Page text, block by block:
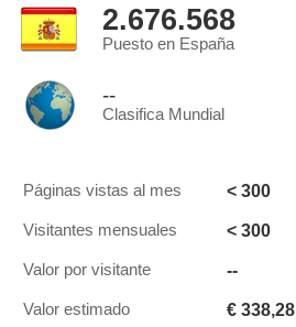
2.676.568
Puesto en España
--
Clasifica Mundial
Páginas vistas al mes < 300
Visitantes mensuales < 300
Valor por visitante --
Valor estimado € 338,28